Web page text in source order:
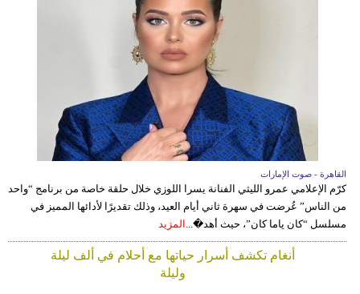
القاهرة - صوت الإمارات
كرّم الإعلامي عمرو الليثي الفنانة يسرا اللوزي خلال حلقة خاصة من برنامج “واحد
من الناس” عُرضت في سهرة ثاني أيام العيد، وذلك تقديرًا لأدائها المميز في
مسلسل “كان ياما كان”، حيث أهد�... المزيد
أنغام تكشف أسرار حياتها مع أحلام في ألف ليلة
وليلة